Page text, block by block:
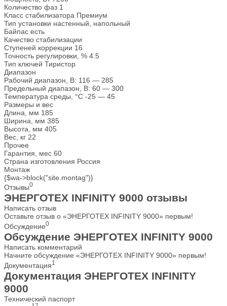
Количество фаз 1
Класс стабилизатора Премиум
Тип установки настенный, напольный
Байпас есть
Качество стабилизации
Ступеней коррекции 16
Точность регулировки, % 4.5
Тип ключей Тиристор
Диапазон
Рабочий диапазон, В: 116 — 285
Предельный диапазон, В: 60 — 300
Температура среды, °С -25 — 45
Размеры и вес
Длина, мм 185
Ширина, мм 385
Высота, мм 405
Вес, кг 22
Прочее
Гарантия, мес 60
Страна изготовления Россия
Монтаж
{$wa->block("site.montag")}
Отзывы0
ЭНЕРГОТЕХ INFINITY 9000 отзывы
Написать отзыв
Оставьте отзыв о «ЭНЕРГОТЕХ INFINITY 9000» первым!
Обсуждение0
Обсуждение ЭНЕРГОТЕХ INFINITY 9000
Написать комментарий
Начните обсуждение «ЭНЕРГОТЕХ INFINITY 9000» первым!
Документация1
Документация ЭНЕРГОТЕХ INFINITY
9000
Технический паспорт